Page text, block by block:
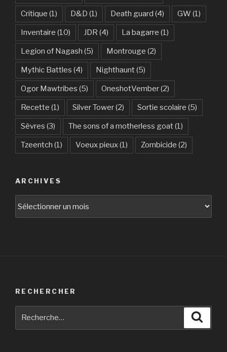
Critique (1) D&D (1) Death guard (4) GW (1)
Inventaire (10) JDR (4) La bagarre (1)
Legion of Nagash (5) Montrouge (2)
Mythic Battles (4) Nighthaunt(5)
Ogor Mawtribes (5) OneshotVember(2)
Recette (1) Silver Tower(2) Sortie scolaire (5)
Sèvres (3) The sons of a motherless goat(1)
Tzeentch (1) Voeux pieux(1) Zombicide (2)
ARCHIVES
RECHERCHER